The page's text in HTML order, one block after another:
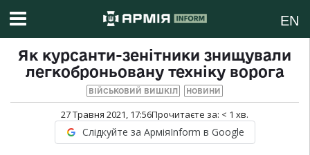
EN
Як курсанти-зенітники знищували
легкоброньовану техніку ворога
ВІЙСЬКОВИЙ ВИШКІЛ НОВИНИ
27 Травня 2021, 17:56Прочитаєте за: < 1 хв.
Слідкуйте за АрміяInform в Google